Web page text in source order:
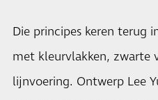
Die principes keren terug
met kleurvlakken, zwarte
lijnvoering. Ontwerp Lee